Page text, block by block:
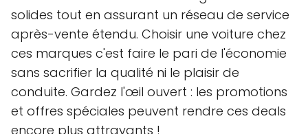
solides tout en assurant un réseau de service
après-vente étendu. Choisir une voiture chez
ces marques c'est faire le pari de l'économie
sans sacrifier la qualité ni le plaisir de
conduite. Gardez l'œil ouvert : les promotions
et offres spéciales peuvent rendre ces deals
encore plus attrayants !